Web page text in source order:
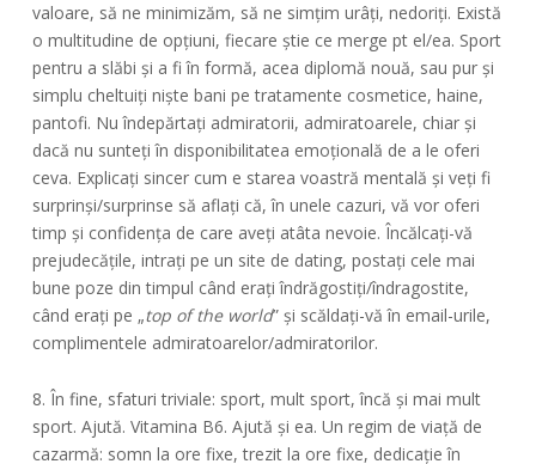
valoare, să ne minimizăm, să ne simțim urâți, nedoriți. Există
o multitudine de opțiuni, fiecare știe ce merge pt el/ea. Sport
pentru a slăbi și a fi în formă, acea diplomă nouă, sau pur și
simplu cheltuiți niște bani pe tratamente cosmetice, haine,
pantofi. Nu îndepărtați admiratorii, admiratoarele, chiar și
dacă nu sunteți în disponibilitatea emoțională de a le oferi
ceva. Explicați sincer cum e starea voastră mentală și veți fi
surprinși/surprinse să aflați că, în unele cazuri, vă vor oferi
timp și confidența de care aveți atâta nevoie. Încălcați-vă
prejudecățile, intrați pe un site de dating, postați cele mai
bune poze din timpul când erați îndrăgostiți/îndragostite,
când erați pe „top of the world” și scăldați-vă în email-urile,
complimentele admiratoarelor/admiratorilor.
8. În fine, sfaturi triviale: sport, mult sport, încă și mai mult
sport. Ajută. Vitamina B6. Ajută și ea. Un regim de viață de
cazarmă: somn la ore fixe, trezit la ore fixe, dedicație în